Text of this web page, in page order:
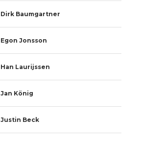
Dirk Baumgartner
Egon Jonsson
Han Laurijssen
Jan König
Justin Beck